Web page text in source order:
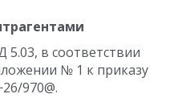
в соответствии
№ 1 к приказу
970@.